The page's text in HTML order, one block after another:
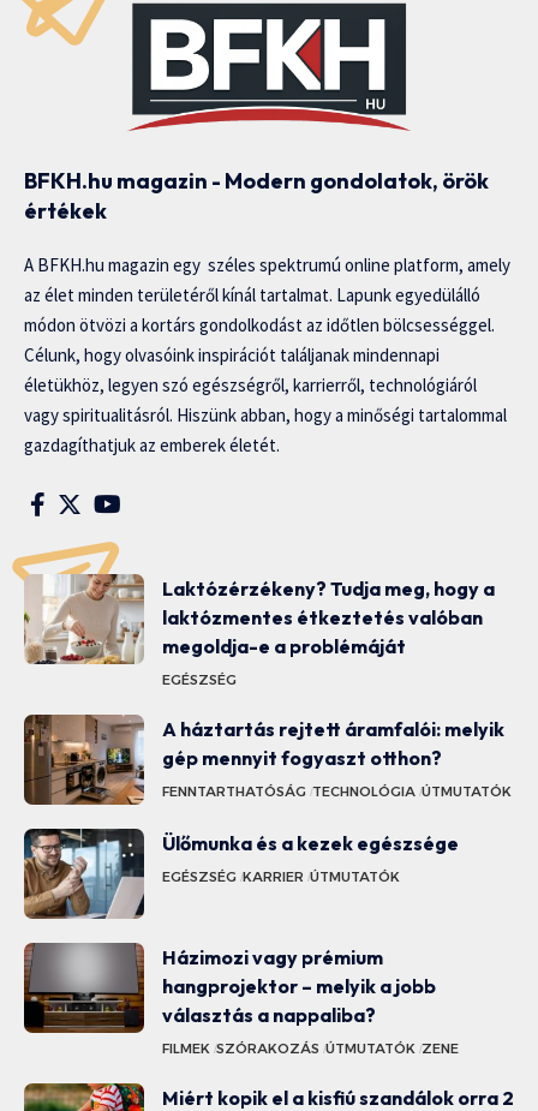
BFKH.hu magazin - Modern gondolatok, örök
értékek
A BFKH.hu magazin egy széles spektrumú online platform, amely
az élet minden területéről kínál tartalmat. Lapunk egyedülálló
módon ötvözi a kortárs gondolkodást az időtlen bölcsességgel.
Célunk, hogy olvasóink inspirációt találjanak mindennapi
életükhöz, legyen szó egészségről, karrierről, technológiáról
vagy spiritualitásról. Hiszünk abban, hogy a minőségi tartalommal
gazdagíthatjuk az emberek életét.
Laktózérzékeny? Tudja meg, hogy a
laktózmentes étkeztetés valóban
megoldja-e a problémáját
EGÉSZSÉG
A háztartás rejtett áramfalói: melyik
gép mennyit fogyaszt otthon?
FENNTARTHATÓSÁG TECHNOLÓGIA ÚTMUTATÓK
Ülőmunka és a kezek egészsége
EGÉSZSÉG KARRIER ÚTMUTATÓK
Házimozi vagy prémium
hangprojektor – melyik a jobb
választás a nappaliba?
FILMEK SZÓRAKOZÁS ÚTMUTATÓK ZENE
Miért kopik el a kisfiú szandálok orra 2